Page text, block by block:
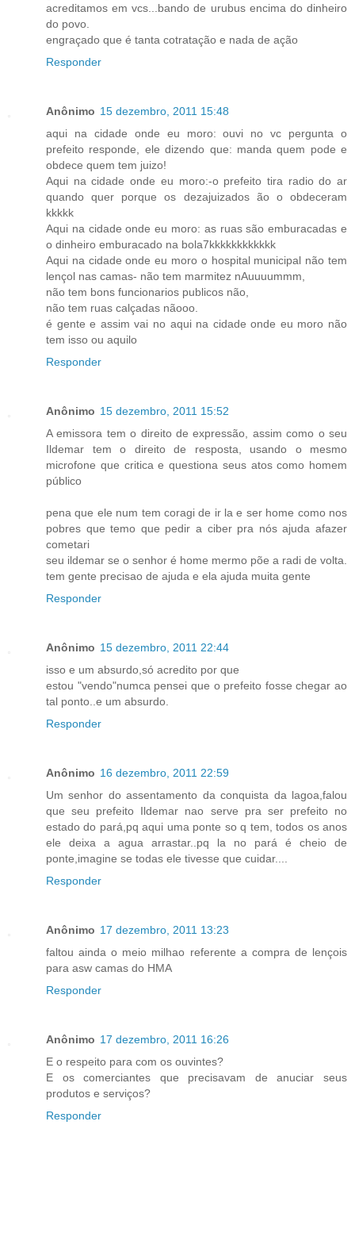
acreditamos em vcs...bando de urubus encima do dinheiro
do povo.
engraçado que é tanta cotratação e nada de ação
Responder
Anônimo 15 dezembro, 2011 15:48
aqui na cidade onde eu moro: ouvi no vc pergunta o
prefeito responde, ele dizendo que: manda quem pode e
obdece quem tem juizo!
Aqui na cidade onde eu moro:-o prefeito tira radio do ar
quando quer porque os dezajuizados ão o obdeceram
kkkkk
Aqui na cidade onde eu moro: as ruas são emburacadas e
o dinheiro emburacado na bola7kkkkkkkkkkkk
Aqui na cidade onde eu moro o hospital municipal não tem
lençol nas camas- não tem marmitez nAuuuummm,
não tem bons funcionarios publicos não,
não tem ruas calçadas nãooo.
é gente e assim vai no aqui na cidade onde eu moro não
tem isso ou aquilo
Responder
Anônimo 15 dezembro, 2011 15:52
A emissora tem o direito de expressão, assim como o seu
Ildemar tem o direito de resposta, usando o mesmo
microfone que critica e questiona seus atos como homem
público
pena que ele num tem coragi de ir la e ser home como nos
pobres que temo que pedir a ciber pra nós ajuda afazer
cometari
seu ildemar se o senhor é home mermo põe a radi de volta.
tem gente precisao de ajuda e ela ajuda muita gente
Responder
Anônimo 15 dezembro, 2011 22:44
isso e um absurdo,só acredito por que
estou "vendo"numca pensei que o prefeito fosse chegar ao
tal ponto..e um absurdo.
Responder
Anônimo 16 dezembro, 2011 22:59
Um senhor do assentamento da conquista da lagoa,falou
que seu prefeito Ildemar nao serve pra ser prefeito no
estado do pará,pq aqui uma ponte so q tem, todos os anos
ele deixa a agua arrastar..pq la no pará é cheio de
ponte,imagine se todas ele tivesse que cuidar....
Responder
Anônimo 17 dezembro, 2011 13:23
faltou ainda o meio milhao referente a compra de lençois
para asw camas do HMA
Responder
Anônimo 17 dezembro, 2011 16:26
E o respeito para com os ouvintes?
E os comerciantes que precisavam de anuciar seus
produtos e serviços?
Responder